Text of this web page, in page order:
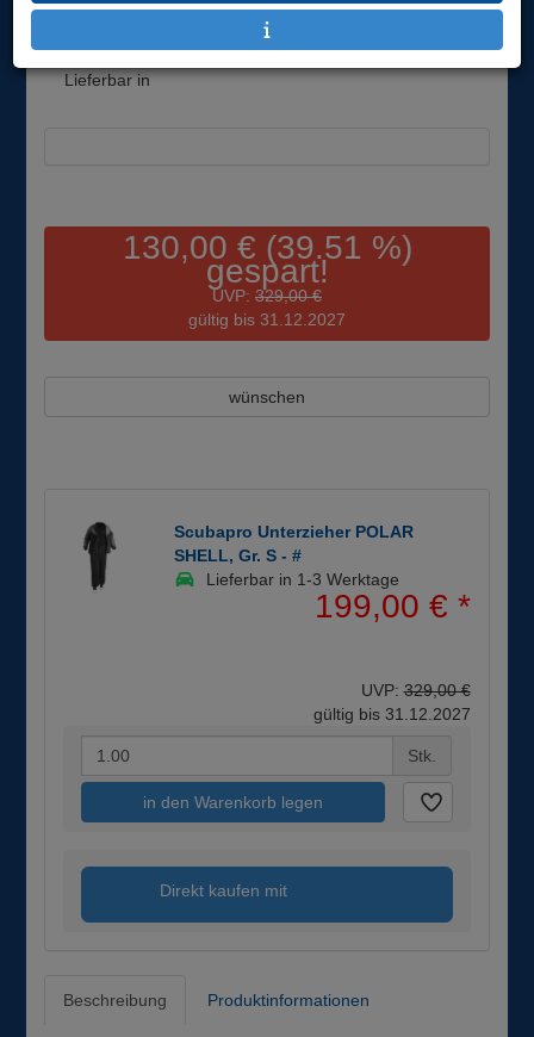
ab 199,00 €*
Lieferbar in
130,00 € (39.51 %)
gespart!
UVP: 329,00 €
gültig bis 31.12.2027
wünschen
Scubapro Unterzieher POLAR
SHELL, Gr. S - #
Lieferbar in 1-3 Werktage
199,00 € *
UVP:329,00 €
gültig bis 31.12.2027
Stk.
in den Warenkorb legen
Direkt kaufen mit
Beschreibung Produktinformationen